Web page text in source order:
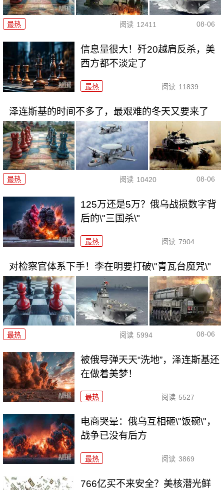
最热 阅读 12411 08-06
信息量很大！歼20越肩反杀，美
西方都不淡定了
最热 阅读 11839
泽连斯基的时间不多了，最艰难的冬天又要来了
最热 阅读 10420 08-06
125万还是5万？俄乌战损数字背
后的\"三国杀\"
最热 阅读 7904
对检察官体系下手！李在明要打破\"青瓦台魔咒\"
最热 阅读 5994 08-06
被俄导弹天天“洗地”，泽连斯基还
在做着美梦！
最热 阅读 5527
电商哭晕：俄乌互相砸\"饭碗\"，
战争已没有后方
最热 阅读 3869
766亿买不来安全？美核潜光鲜